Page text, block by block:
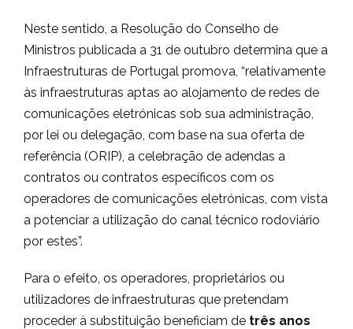
Neste sentido, a Resolução do Conselho de
Ministros publicada a 31 de outubro determina que a
Infraestruturas de Portugal promova, “relativamente
às infraestruturas aptas ao alojamento de redes de
comunicações eletrónicas sob sua administração,
por lei ou delegação, com base na sua oferta de
referência (ORIP), a celebração de adendas a
contratos ou contratos específicos com os
operadores de comunicações eletrónicas, com vista
a potenciar a utilização do canal técnico rodoviário
por estes”.
Para o efeito, os operadores, proprietários ou
utilizadores de infraestruturas que pretendam
proceder à substituição beneficiam de três anos